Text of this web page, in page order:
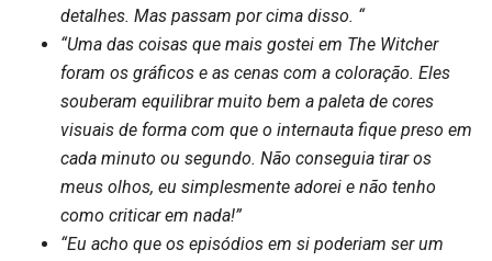
detalhes. Mas passam por cima disso. “
“Uma das coisas que mais gostei em The Witcher
foram os gráficos e as cenas com a coloração. Eles
souberam equilibrar muito bem a paleta de cores
visuais de forma com que o internauta fique preso em
cada minuto ou segundo. Não conseguia tirar os
meus olhos, eu simplesmente adorei e não tenho
como criticar em nada!”
“Eu acho que os episódios em si poderiam ser um